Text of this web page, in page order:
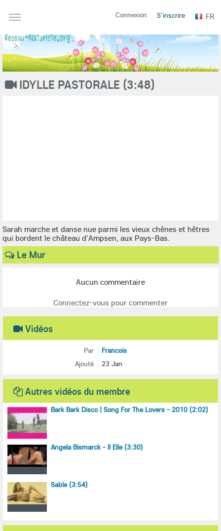
Connexion S'inscrire FR
IDYLLE PASTORALE (3:48)
Sarah marche et danse nue parmi les vieux chênes et hêtres
qui bordent le château d'Ampsen, aux Pays-Bas.
Le Mur
Aucun commentaire
Connectez-vous pour commenter
Vidéos
Par
Francois
Ajouté
23 Jan
Autres vidéos du membre
Bark Bark Disco | Song For The Lovers - 2010 (2:02)
Angela Bismarck - Il Elle (3:30)
Sable (3:54)